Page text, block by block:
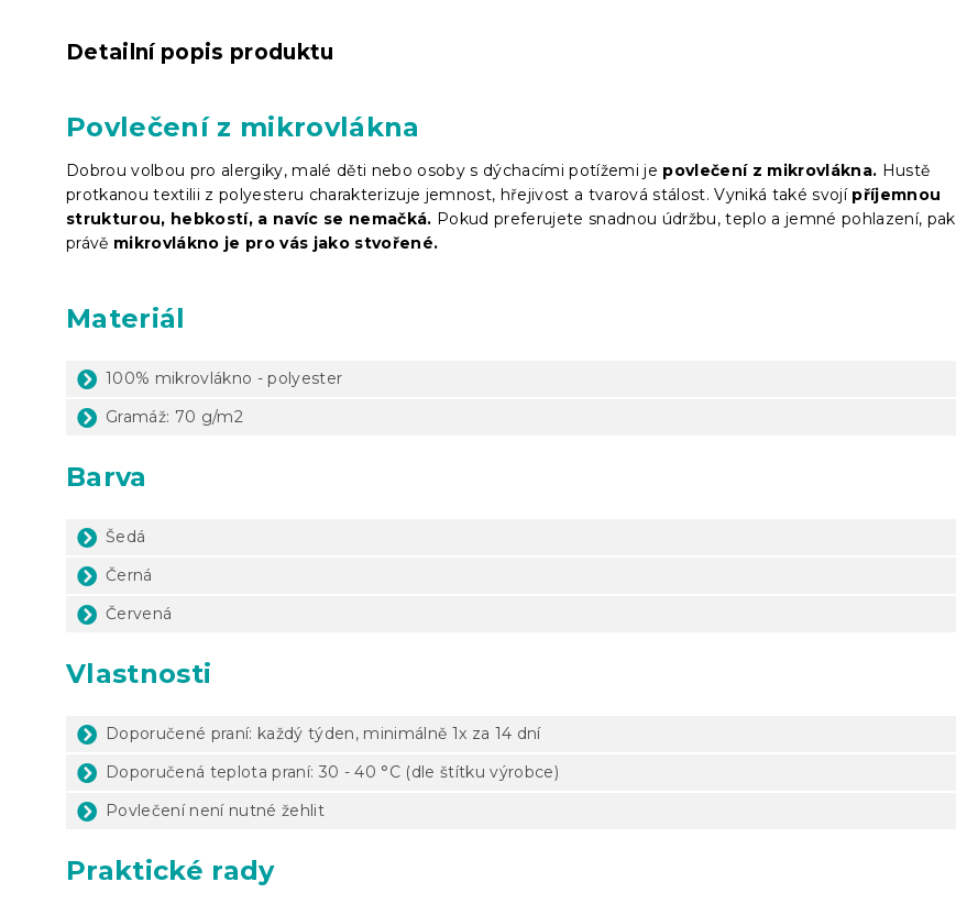
Detailní popis produktu
Povlečení z mikrovlákna
Dobrou volbou pro alergiky, malé děti nebo osoby s dýchacími potížemi je povlečení z mikrovlákna. Hustě
protkanou textilii z polyesteru charakterizuje jemnost, hřejivost a tvarová stálost. Vyniká také svojí příjemnou
strukturou, hebkostí, a navíc se nemačká. Pokud preferujete snadnou údržbu, teplo a jemné pohlazení, pak
právě mikrovlákno je pro vás jako stvořené.
Materiál
100% mikrovlákno - polyester
Gramáž: 70 g/m2
Barva
Šedá
Černá
Červená
Vlastnosti
Doporučené praní: každý týden, minimálně 1x za 14 dní
Doporučená teplota praní: 30 - 40 °C (dle štítku výrobce)
Povlečení není nutné žehlit
Praktické rady